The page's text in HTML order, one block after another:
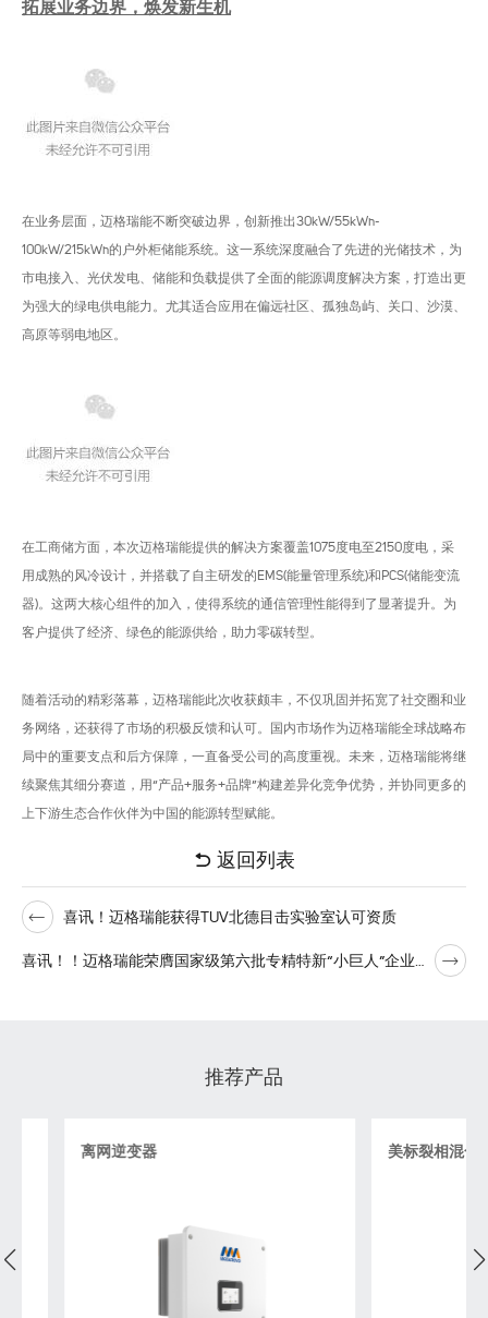
拓展业务边界，焕发新生机
在业务层面，迈格瑞能不断突破边界，创新推出30kW/55kWh-
100kW/215kWh的户外柜储能系统。这一系统深度融合了先进的光储技术，为
市电接入、光伏发电、储能和负载提供了全面的能源调度解决方案，打造出更
为强大的绿电供电能力。尤其适合应用在偏远社区、孤独岛屿、关口、沙漠、
高原等弱电地区。
在工商储方面，本次迈格瑞能提供的解决方案覆盖1075度电至2150度电，采
用成熟的风冷设计，并搭载了自主研发的EMS(能量管理系统)和PCS(储能变流
器)。这两大核心组件的加入，使得系统的通信管理性能得到了显著提升。为
客户提供了经济、绿色的能源供给，助力零碳转型。
随着活动的精彩落幕，迈格瑞能此次收获颇丰，不仅巩固并拓宽了社交圈和业
务网络，还获得了市场的积极反馈和认可。国内市场作为迈格瑞能全球战略布
局中的重要支点和后方保障，一直备受公司的高度重视。未来，迈格瑞能将继
续聚焦其细分赛道，用“产品+服务+品牌”构建差异化竞争优势，并协同更多的
上下游生态合作伙伴为中国的能源转型赋能。
返回列表
喜讯！迈格瑞能获得TUV北德目击实验室认可资质
喜讯！！迈格瑞能荣膺国家级第六批专精特新“小巨人”企业称号
推荐产品
离网逆变器 美标裂相混合逆